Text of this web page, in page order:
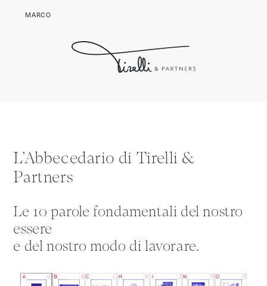
MARCO
L’Abbecedario di Tirelli &
Partners
Le 10 parole fondamentali del nostro
essere
e del nostro modo di lavorare.